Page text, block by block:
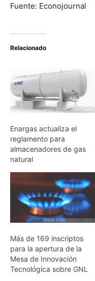
Fuente: Econojournal
Relacionado
Enargas actualiza el
reglamento para
almacenadores de gas
natural
Más de 169 inscriptos
para la apertura de la
Mesa de Innovación
Tecnológica sobre GNL